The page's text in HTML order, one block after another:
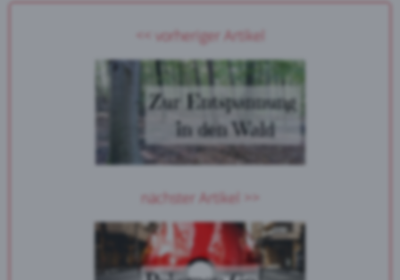
<< vorheriger Artikel
nächster Artikel >>